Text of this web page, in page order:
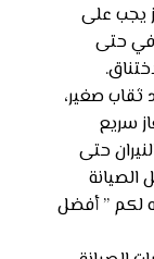
يجب على
حتى
ثقاب صغير،
سريع
حتى
لكم ” أفضل